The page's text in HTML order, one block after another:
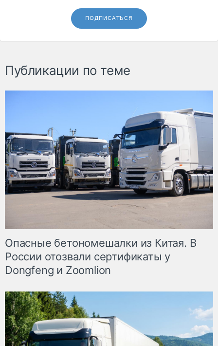
ПОДПИСАТЬСЯ
Публикации по теме
Опасные бетономешалки из Китая. В
России отозвали сертификаты у
Dongfeng и Zoomlion